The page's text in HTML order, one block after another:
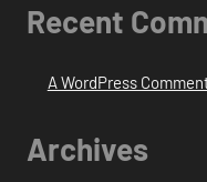
Recent
A WordPress
Archives